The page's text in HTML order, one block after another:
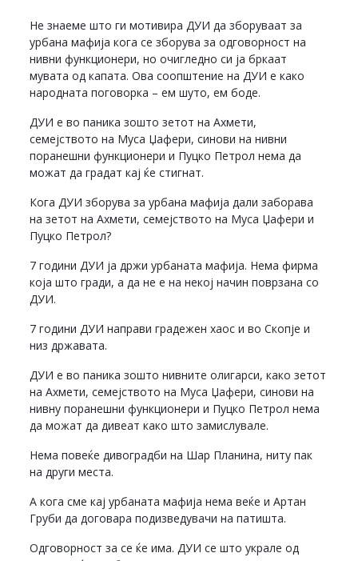
Не знаеме што ги мотивира ДУИ да зборуваат за
урбана мафија кога се зборува за одговорност на
нивни функционери, но очигледно си ја бркаат
мувата од капата. Ова соопштение на ДУИ е како
народната поговорка – ем шуто, ем боде.
ДУИ е во паника зошто зетот на Ахмети,
семејството на Муса Џафери, синови на нивни
поранешни функционери и Пуцко Петрол нема да
можат да градат кај ќе стигнат.
Кога ДУИ зборува за урбана мафија дали заборава
на зетот на Ахмети, семејството на Муса Џафери и
Пуцко Петрол?
7 години ДУИ ја држи урбаната мафија. Нема фирма
која што гради, а да не е на некој начин поврзана со
ДУИ.
7 години ДУИ направи градежен хаос и во Скопје и
низ државата.
ДУИ е во паника зошто нивните олигарси, како зетот
на Ахмети, семејството на Муса Џафери, синови на
нивну поранешни функционери и Пуцко Петрол нема
да можат да дивеат како што замислувале.
Нема повеќе дивоградби на Шар Планина, ниту пак
на други места.
А кога сме кај урбаната мафија нема веќе и Артан
Груби да договара подизведувачи на патишта.
Одговорност за се ќе има. ДУИ се што украле од